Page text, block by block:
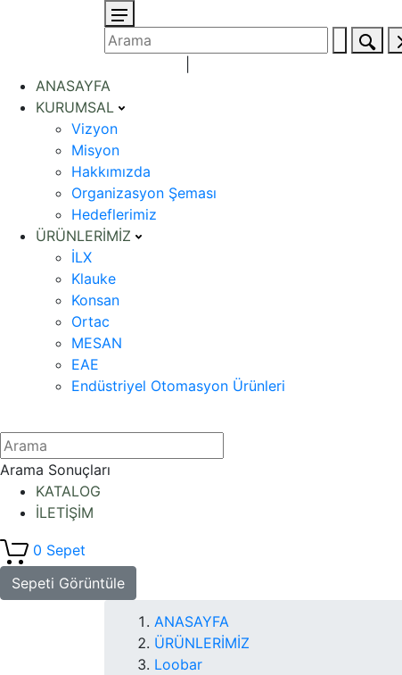
ANASAYFA
KURUMSAL
Vizyon
Misyon
Hakkımızda
Organizasyon Şeması
Hedeflerimiz
ÜRÜNLERİMİZ
İLX
Klauke
Konsan
Ortac
MESAN
EAE
Endüstriyel Otomasyon Ürünleri
Arama Sonuçları
KATALOG
İLETİŞİM
0 Sepet
Sepeti Görüntüle
ANASAYFA
ÜRÜNLERİMİZ
Loobar